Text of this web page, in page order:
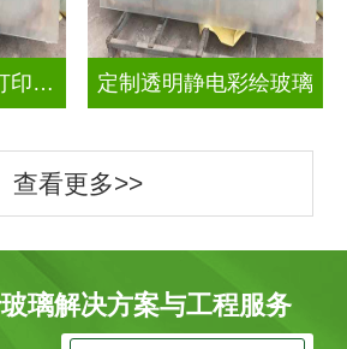
立体3D背景墙uv打印玻璃 定制透明静电彩绘玻璃
查看更多>>
璃解决方案与工程服务